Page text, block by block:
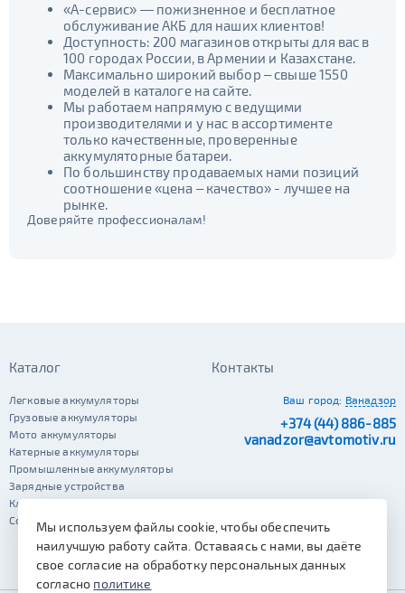
«А-сервис» — пожизненное и бесплатное
обслуживание АКБ для наших клиентов!
Доступность: 200 магазинов открыты для вас в
100 городах России, в Армении и Казахстане.
Максимально широкий выбор – свыше 1550
моделей в каталоге на сайте.
Мы работаем напрямую с ведущими
производителями и у нас в ассортименте
только качественные, проверенные
аккумуляторные батареи.
По большинству продаваемых нами позиций
соотношение «цена – качество» - лучшее на
рынке.
Доверяйте профессионалам!
Каталог
Легковые аккумуляторы
Грузовые аккумуляторы
Мото аккумуляторы
Катерные аккумуляторы
Промышленные аккумуляторы
Зарядные устройства
Клеммы
Сопутствующие автотовары
Контакты
Ваш город: Ванадзор
+374 (44) 886-885
vanadzor@avtomotiv.ru
Мы используем файлы cookie, чтобы обеспечить
наилучшую работу сайта. Оставаясь с нами, вы даёте
свое согласие на обработку персональных данных
согласно политике